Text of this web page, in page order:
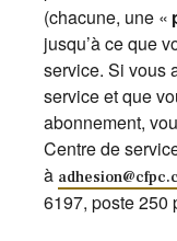
(chacune, une «
jusqu’à ce que
service. Si vous
service et que
abonnement,
Centre de
à
6197, poste 250